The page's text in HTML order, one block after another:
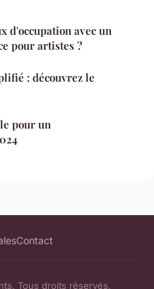
d'occupation avec un
pour artistes ?
: découvrez le
pour un
Contact
Tous droits réservés.